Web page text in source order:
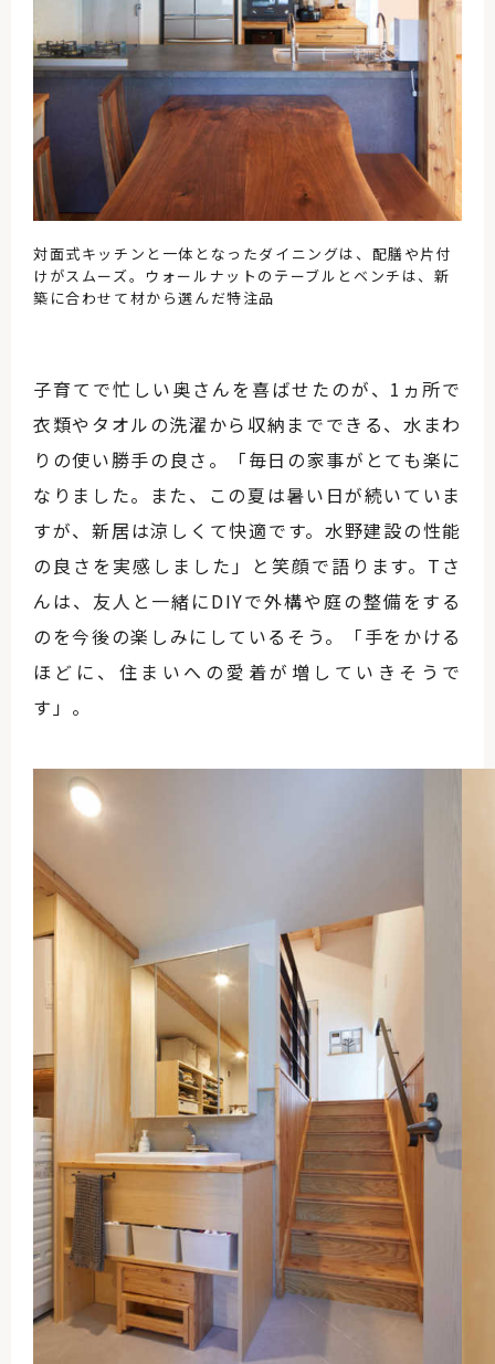
対面式キッチンと一体となったダイニングは、配膳や片付
けがスムーズ。ウォールナットのテーブルとベンチは、新
築に合わせて材から選んだ特注品
子育てで忙しい奥さんを喜ばせたのが、1ヵ所で
衣類やタオルの洗濯から収納までできる、水まわ
りの使い勝手の良さ。「毎日の家事がとても楽に
なりました。また、この夏は暑い日が続いていま
すが、新居は涼しくて快適です。水野建設の性能
の良さを実感しました」と笑顔で語ります。Tさ
んは、友人と一緒にDIYで外構や庭の整備をする
のを今後の楽しみにしているそう。「手をかける
ほどに、住まいへの愛着が増していきそうで
す」。